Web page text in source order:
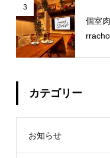
3
個室
カテゴリー
お知らせ